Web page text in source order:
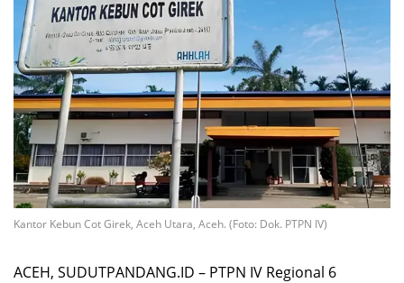
Kantor Kebun Cot Girek, Aceh Utara, Aceh. (Foto: Dok. PTPN IV)
ACEH, SUDUTPANDANG.ID – PTPN IV Regional 6